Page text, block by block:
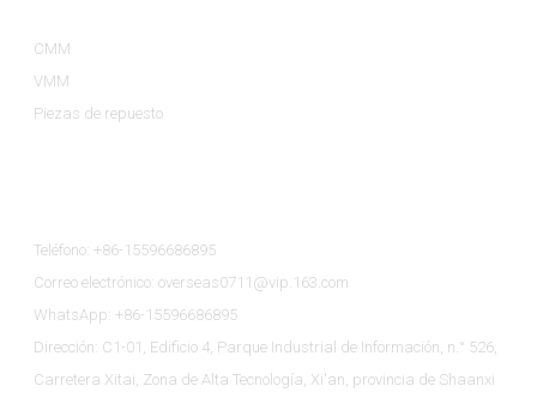
CMM
VMM
Piezas de repuesto
Teléfono: +86-15596686895
Correo electrónico: overseas0711@vip.163.com
WhatsApp: +86-15596686895
Dirección: C1-01, Edificio 4, Parque Industrial de Información, n.° 526,
Carretera Xitai, Zona de Alta Tecnología, Xi'an, provincia de Shaanxi